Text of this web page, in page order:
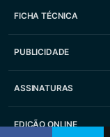
FICHA TÉCNICA
PUBLICIDADE
ASSINATURAS
EDIÇÃO ONLINE